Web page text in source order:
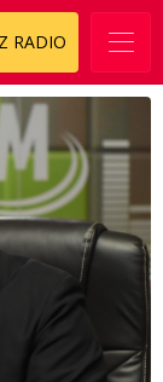
RADIO